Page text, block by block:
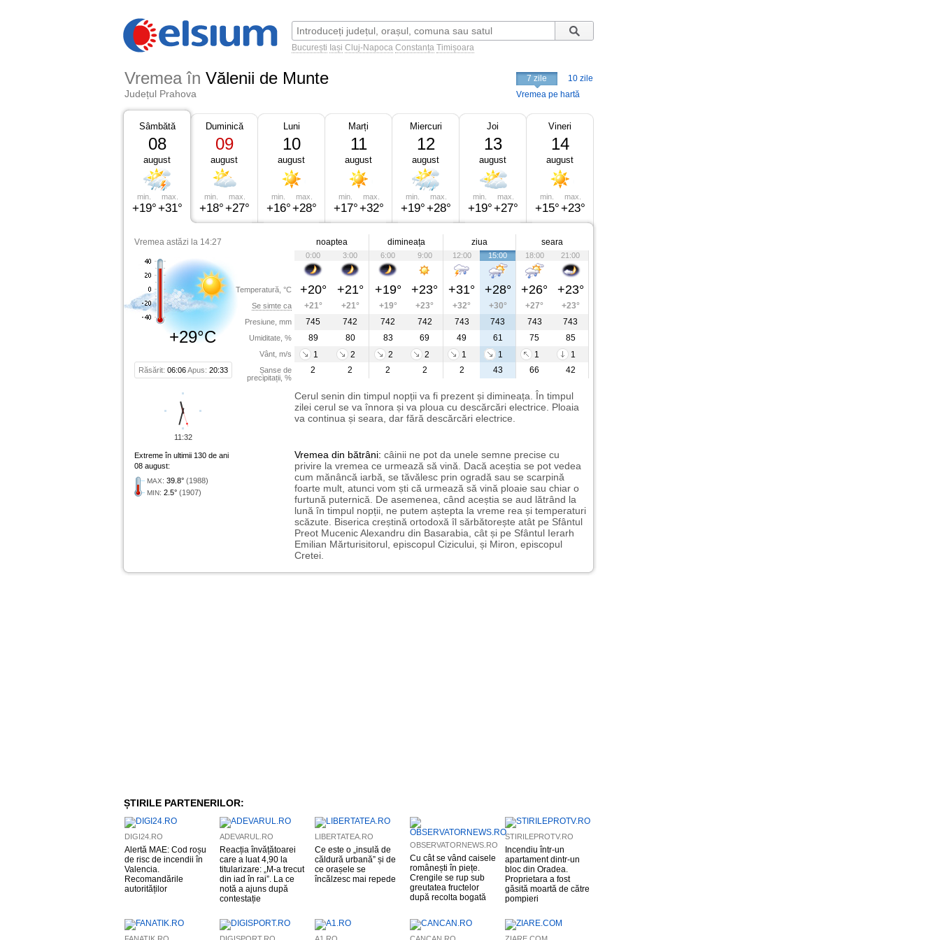
București Iași Cluj-Napoca Constanța Timișoara
Vremea în Vălenii de Munte
Județul Prahova
7 zile
10 zile
Vremea pe hartă
Sâmbătă
08
august
min.
+19°
max.
+31°
Duminică
09
august
min.
+18°
max.
+27°
Luni
10
august
min.
+16°
max.
+28°
Marți
11
august
min.
+17°
max.
+32°
Miercuri
12
august
min.
+19°
max.
+28°
Joi
13
august
min.
+19°
max.
+27°
Vineri
14
august
min.
+15°
max.
+23°
Vremea astăzi la 14:27
+29°C
Răsărit: 06:06Apus: 20:33
Temperatură, °C
Se simte ca
Presiune, mm
Umiditate, %
Vânt, m/s
Șanse de
precipitații, %
noaptea dimineața ziua seara
0:00 3:00 6:00 9:00 12:00 15:00 18:00 21:00
+20° +21° +19° +23° +31° +28° +26° +23°
+21° +21° +19° +23° +32° +30° +27°
+23°
745
742 742 742 743 743 743
743
89
80 83 69 49 61 75
85
1
2 2 2 1 1 1
1
2
2 2 2 2 43 66 42
Cerul senin din timpul nopții va fi prezent și dimineața. În timpul
zilei cerul se va înnora și va ploua cu descărcări electrice. Ploaia
va continua și seara, dar fără descărcări electrice.
Extreme în ultimii 130 de ani
08 august:
MAX: 39.8° (1988)
MIN: 2.5° (1907)
Vremea din bătrâni: câinii ne pot da unele semne precise cu
privire la vremea ce urmează să vină. Dacă aceștia se pot vedea
cum mănâncă iarbă, se tăvălesc prin ogradă sau se scarpină
foarte mult, atunci vom ști că urmează să vină ploaie sau chiar o
furtună puternică. De asemenea, când aceștia se aud lătrând la
lună în timpul nopții, ne putem aștepta la vreme rea și temperaturi
scăzute. Biserica creștină ortodoxă îl sărbătorește atât pe Sfântul
Preot Mucenic Alexandru din Basarabia, cât și pe Sfântul Ierarh
Emilian Mărturisitorul, episcopul Cizicului, și Miron, episcopul
Cretei.
11:32
ȘTIRILE PARTENERILOR:
DIGI24.RO
Alertă MAE: Cod roșu
de risc de incendii în
Valencia.
Recomandările
autorităților
ADEVARUL.RO
Reacția învățătoarei
care a luat 4,90 la
titularizare: „M-a trecut
din iad în rai”. La ce
notă a ajuns după
contestație
LIBERTATEA.RO
Ce este o „insulă de
căldură urbană” și de
ce orașele se
încălzesc mai repede
OBSERVATORNEWS.RO
Cu cât se vând caisele
românești în piețe.
Crengile se rup sub
greutatea fructelor
după recolta bogată
STIRILEPROTV.RO
Incendiu într-un
apartament dintr-un
bloc din Oradea.
Proprietara a fost
găsită moartă de către
pompieri